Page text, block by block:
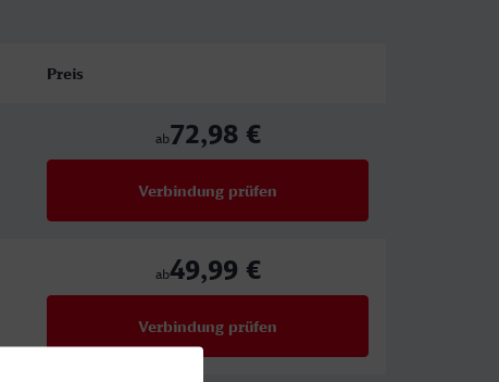
Preis
ab72,98 €
Verbindung prüfen
ab49,99 €
Verbindung prüfen